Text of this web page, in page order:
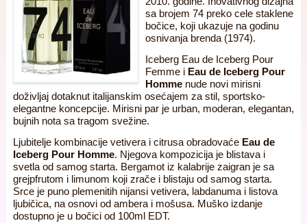
sa brojem 74 preko cele staklene
bočice, koji ukazuje na godinu
osnivanja brenda (1974).
Iceberg Eau de Iceberg Pour
Femme i Eau de Iceberg Pour
Hommenude novi mirisni
doživljaj dotaknut italijanskim osećajem za stil, sportsko-
elegantne koncepcije. Mirisni par je urban, moderan, elegantan,
bujnih nota sa tragom svežine.
Ljubitelje kombinacije vetivera i citrusa obradovaće Eau de
Iceberg Pour Homme. Njegova kompozicija je blistava i
svetla od samog starta. Bergamot iz kalabrije zaigran je sa
grejpfrutom i limunom koji zrače i blistaju od samog starta.
Srce je puno plemenitih nijansi vetivera, labdanuma i listova
ljubičica, na osnovi od ambera i mošusa. Muško izdanje
dostupno je u bočici od 100ml EDT.